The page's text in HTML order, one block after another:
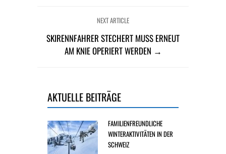
NEXT ARTICLE
SKIRENNFAHRER STECHERT MUSS ERNEUT
AM KNIE OPERIERT WERDEN →
AKTUELLE BEITRÄGE
FAMILIENFREUNDLICHE
WINTERAKTIVITÄTEN IN DER
SCHWEIZ